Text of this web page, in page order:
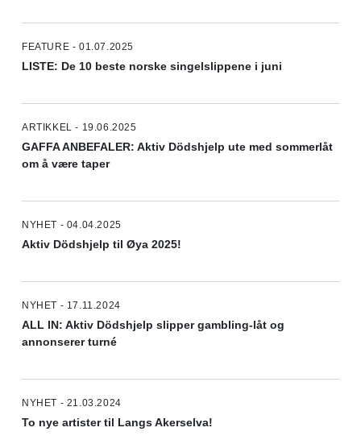
FEATURE - 01.07.2025
LISTE: De 10 beste norske singelslippene i juni
ARTIKKEL - 19.06.2025
GAFFA ANBEFALER: Aktiv Dödshjelp ute med sommerlåt
om å være taper
NYHET - 04.04.2025
Aktiv Dödshjelp til Øya 2025!
NYHET - 17.11.2024
ALL IN: Aktiv Dödshjelp slipper gambling-låt og
annonserer turné
NYHET - 21.03.2024
To nye artister til Langs Akerselva!